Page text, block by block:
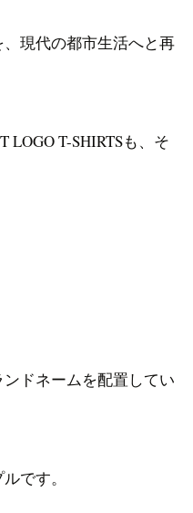
現代の都市生活へと再
LOGO T-SHIRTSも、そ
ドネームを配置してい
です。